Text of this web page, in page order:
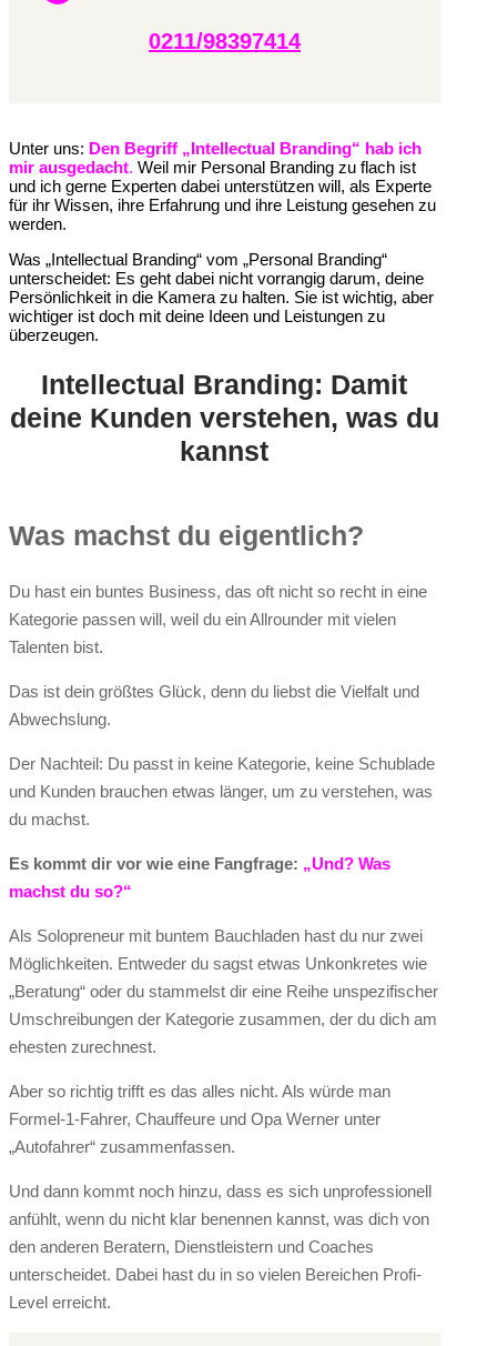
0211/98397414
Unter uns: Den Begriff „Intellectual Branding“ hab ich
mir ausgedacht. Weil mir Personal Branding zu flach ist
und ich gerne Experten dabei unterstützen will, als Experte
für ihr Wissen, ihre Erfahrung und ihre Leistung gesehen zu
werden.
Was „Intellectual Branding“ vom „Personal Branding“
unterscheidet: Es geht dabei nicht vorrangig darum, deine
Persönlichkeit in die Kamera zu halten. Sie ist wichtig, aber
wichtiger ist doch mit deine Ideen und Leistungen zu
überzeugen.
Intellectual Branding: Damit
deine Kunden verstehen, was du
kannst
Was machst du eigentlich?
Du hast ein buntes Business, das oft nicht so recht in eine
Kategorie passen will, weil du ein Allrounder mit vielen
Talenten bist.
Das ist dein größtes Glück, denn du liebst die Vielfalt und
Abwechslung.
Der Nachteil: Du passt in keine Kategorie, keine Schublade
und Kunden brauchen etwas länger, um zu verstehen, was
du machst.
Es kommt dir vor wie eine Fangfrage: „Und? Was
machst du so?“
Als Solopreneur mit buntem Bauchladen hast du nur zwei
Möglichkeiten. Entweder du sagst etwas Unkonkretes wie
„Beratung“ oder du stammelst dir eine Reihe unspezifischer
Umschreibungen der Kategorie zusammen, der du dich am
ehesten zurechnest.
Aber so richtig trifft es das alles nicht. Als würde man
Formel-1-Fahrer, Chauffeure und Opa Werner unter
„Autofahrer“ zusammenfassen.
Und dann kommt noch hinzu, dass es sich unprofessionell
anfühlt, wenn du nicht klar benennen kannst, was dich von
den anderen Beratern, Dienstleistern und Coaches
unterscheidet. Dabei hast du in so vielen Bereichen Profi-
Level erreicht.